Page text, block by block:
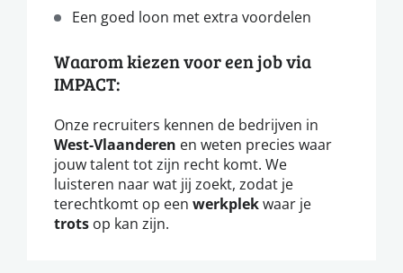
Een goed loon met extra voordelen
Waarom kiezen voor een job via
IMPACT:
Onze recruiters kennen de bedrijven in
West-Vlaanderen en weten precies waar
jouw talent tot zijn recht komt. We
luisteren naar wat jij zoekt, zodat je
terechtkomt op een werkplekwaar je
trots op kan zijn.